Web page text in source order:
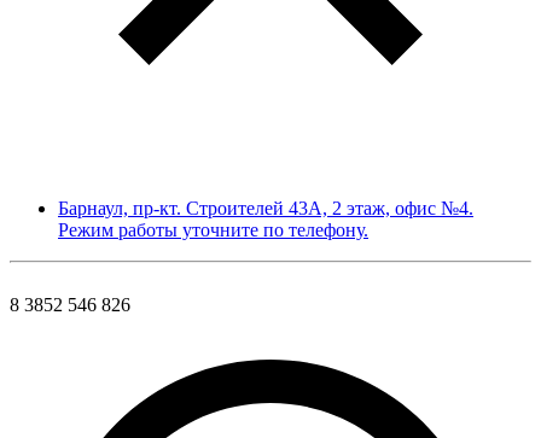
Барнаул, пр-кт. Строителей 43А, 2 этаж, офис №4.
Режим работы уточните по телефону.
8 3852 546 826